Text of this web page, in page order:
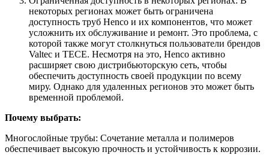
некоторых регионах может быть ограничена
доступность труб Henco и их компонентов, что может
усложнить их обслуживание и ремонт. Это проблема, с
которой также могут столкнуться пользователи брендов
Valtec и TECE. Несмотря на это, Henco активно
расширяет свою дистрибьюторскую сеть, чтобы
обеспечить доступность своей продукции по всему
миру. Однако для удаленных регионов это может быть
временной проблемой.
Почему выбрать:
Многослойные трубы: Сочетание металла и полимеров
обеспечивает высокую прочность и устойчивость к коррозии.